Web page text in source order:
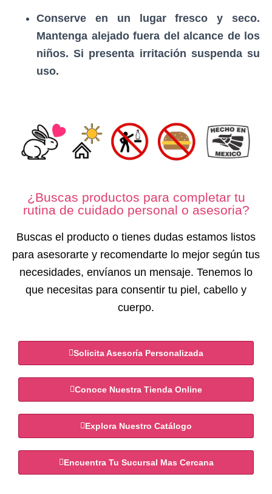
Conserve en un lugar fresco y seco.
Mantenga alejado fuera del alcance de los
niños. Si presenta irritación suspenda su
uso.
¿Buscas productos para completar tu
rutina de cuidado personal o asesoria?
Buscas el producto o tienes dudas estamos listos
para asesorarte y recomendarte lo mejor según tus
necesidades, envíanos un mensaje. Tenemos lo
que necesitas para consentir tu piel, cabello y
cuerpo.
Solicita Asesoría Personalizada
Conoce Nuestra Tienda Online
Explora Nuestro Catálogo
Encuentra Tu Sucursal Mas Cercana